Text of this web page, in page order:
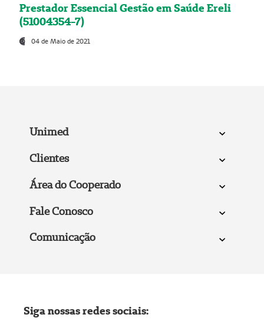
Prestador Essencial Gestão em Saúde Ereli
(51004354-7)
04 de Maio de 2021
Unimed
Clientes
Área do Cooperado
Fale Conosco
Comunicação
Siga nossas redes sociais: